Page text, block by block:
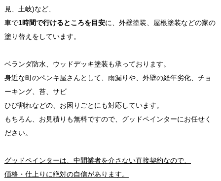
見、土岐)など、
車で1時間で行けるところを目安に、外壁塗装、屋根塗装などの家の
塗り替えをしています。
ベランダ防水、ウッドデッキ塗装も承っております。
身近な町のペンキ屋さんとして、雨漏りや、外壁の経年劣化、チョ
ーキング、苔、サビ
ひび割れなどの、お困りごとにも対応しています。
もちろん、お見積りも無料ですので、グッドペインターにお任せく
ださい。
グッドペインターは、中間業者を介さない直接契約なので、
価格・仕上りに絶対の自信があります。